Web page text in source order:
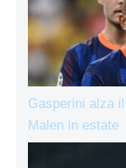
Gasperini alza
Malen in estate